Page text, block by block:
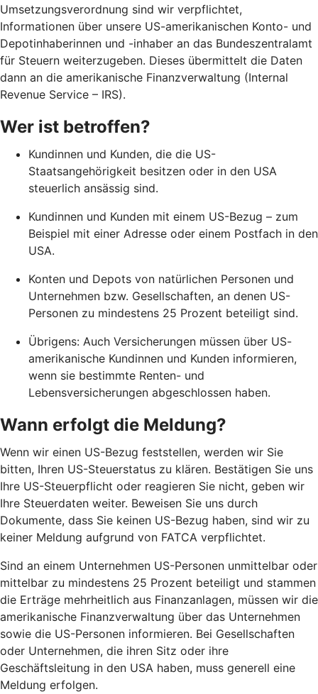
Umsetzungsverordnung sind wir verpflichtet,
Informationen über unsere US-amerikanischen Konto- und
Depotinhaberinnen und -inhaber an das Bundeszentralamt
für Steuern weiterzugeben. Dieses übermittelt die Daten
dann an die amerikanische Finanzverwaltung (Internal
Revenue Service – IRS).
Wer ist betroffen?
Kundinnen und Kunden, die die US-
Staatsangehörigkeit besitzen oder in den USA
steuerlich ansässig sind.
Kundinnen und Kunden mit einem US-Bezug – zum
Beispiel mit einer Adresse oder einem Postfach in den
USA.
Konten und Depots von natürlichen Personen und
Unternehmen bzw. Gesellschaften, an denen US-
Personen zu mindestens 25 Prozent beteiligt sind.
Übrigens: Auch Versicherungen müssen über US-
amerikanische Kundinnen und Kunden informieren,
wenn sie bestimmte Renten- und
Lebensversicherungen abgeschlossen haben.
Wann erfolgt die Meldung?
Wenn wir einen US-Bezug feststellen, werden wir Sie
bitten, Ihren US-Steuerstatus zu klären. Bestätigen Sie uns
Ihre US-Steuerpflicht oder reagieren Sie nicht, geben wir
Ihre Steuerdaten weiter. Beweisen Sie uns durch
Dokumente, dass Sie keinen US-Bezug haben, sind wir zu
keiner Meldung aufgrund von FATCA verpflichtet.
Sind an einem Unternehmen US-Personen unmittelbar oder
mittelbar zu mindestens 25 Prozent beteiligt und stammen
die Erträge mehrheitlich aus Finanzanlagen, müssen wir die
amerikanische Finanzverwaltung über das Unternehmen
sowie die US-Personen informieren. Bei Gesellschaften
oder Unternehmen, die ihren Sitz oder ihre
Geschäftsleitung in den USA haben, muss generell eine
Meldung erfolgen.